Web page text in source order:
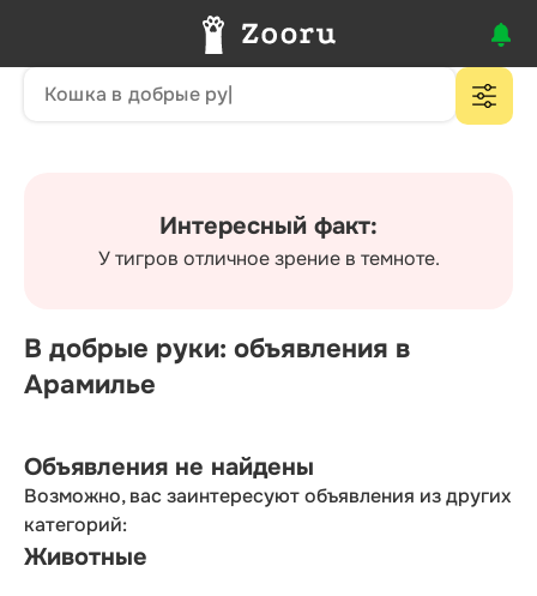
Интересный факт:
У тигров отличное зрение в темноте.
В добрые руки: объявления в
Арамилье
Объявления не найдены
Возможно, вас заинтересуют объявления из других
категорий:
Животные